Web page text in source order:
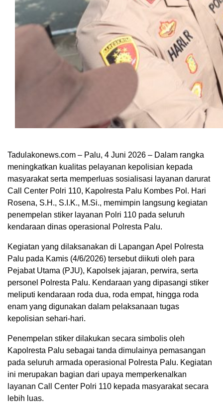
Tadulakonews.com – Palu, 4 Juni 2026 – Dalam rangka
meningkatkan kualitas pelayanan kepolisian kepada
masyarakat serta memperluas sosialisasi layanan darurat
Call Center Polri 110, Kapolresta Palu Kombes Pol. Hari
Rosena, S.H., S.I.K., M.Si., memimpin langsung kegiatan
penempelan stiker layanan Polri 110 pada seluruh
kendaraan dinas operasional Polresta Palu.
Kegiatan yang dilaksanakan di Lapangan Apel Polresta
Palu pada Kamis (4/6/2026) tersebut diikuti oleh para
Pejabat Utama (PJU), Kapolsek jajaran, perwira, serta
personel Polresta Palu. Kendaraan yang dipasangi stiker
meliputi kendaraan roda dua, roda empat, hingga roda
enam yang digunakan dalam pelaksanaan tugas
kepolisian sehari-hari.
Penempelan stiker dilakukan secara simbolis oleh
Kapolresta Palu sebagai tanda dimulainya pemasangan
pada seluruh armada operasional Polresta Palu. Kegiatan
ini merupakan bagian dari upaya memperkenalkan
layanan Call Center Polri 110 kepada masyarakat secara
lebih luas.